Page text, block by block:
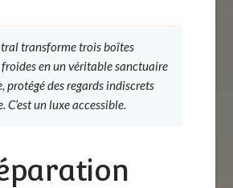
transforme trois boîtes
en un véritable sanctuaire
protégé des regards indiscrets
C’est un luxe accessible.